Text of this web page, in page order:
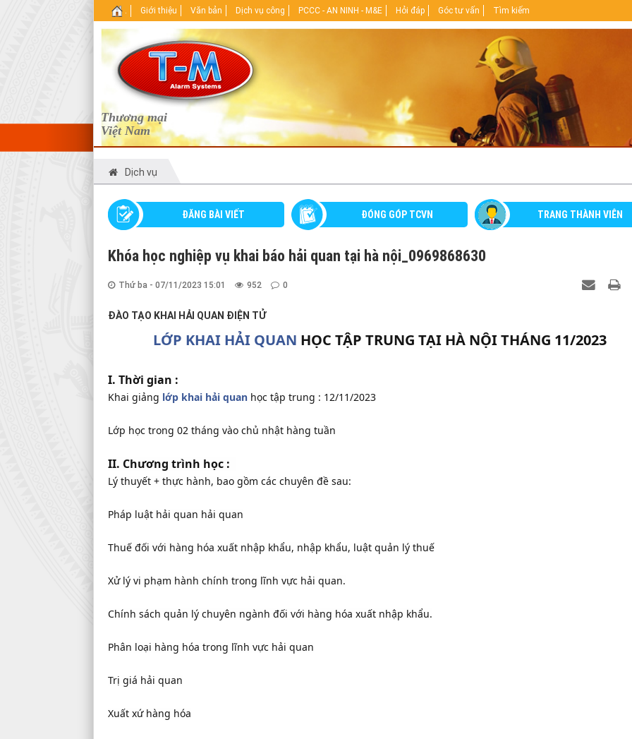
Thương mại
Việt Nam
. Giới thiệu Văn bản Dịch vụ công PCCC - AN NINH - M&E Hỏi đáp Góc tư vấn Tìm kiếm
Dịch vụ
ĐĂNG BÀI VIẾT ĐÓNG GÓP TCVN TRANG THÀNH VIÊN
Khóa học nghiệp vụ khai báo hải quan tại hà nội_0969868630
Thứ ba - 07/11/2023 15:01 952 0
ĐÀO TẠO KHAI HẢI QUAN ĐIỆN TỬ
LỚP KHAI HẢI QUAN HỌC TẬP TRUNG TẠI HÀ NỘI THÁNG 11/2023
I. Thời gian :
Khai giảng lớp khai hải quan học tập trung : 12/11/2023
Lớp học trong 02 tháng vào chủ nhật hàng tuần
II. Chương trình học :
Lý thuyết + thực hành, bao gồm các chuyên đề sau:
Pháp luật hải quan hải quan
Thuế đối với hàng hóa xuất nhập khẩu, nhập khẩu, luật quản lý thuế
Xử lý vi phạm hành chính trong lĩnh vực hải quan.
Chính sách quản lý chuyên ngành đối với hàng hóa xuất nhập khẩu.
Phân loại hàng hóa trong lĩnh vực hải quan
Trị giá hải quan
Xuất xứ hàng hóa